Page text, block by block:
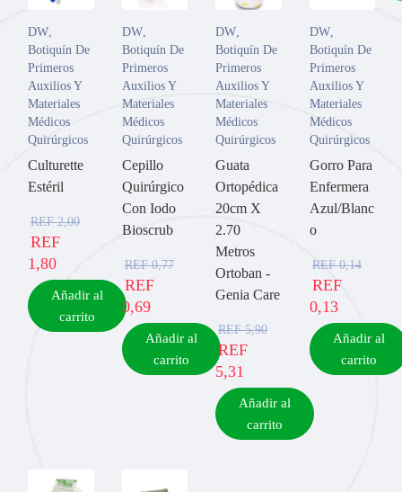
DW
Botiquín De
Primeros
Auxilios Y
Materiales
Médicos
Quirúrgicos
Culturette
Estéril
REF2,00
REF
1,80
Añadir al
carrito
DW,
Botiquín De
Primeros
Auxilios Y
Materiales
Médicos
Quirúrgicos
Cepillo
Quirúrgico
Con Iodo
Bioscrub
REF0,77
REF
0,69
Añadir al
carrito
DW
Botiquín De
Primeros
Auxilios Y
Materiales
Médicos
Quirúrgicos
Guata
Ortopédica
20cm X
2.70
Metros
Ortoban -
Genia Care
REF5,90
REF
5,31
Añadir al
carrito
DW,
Botiquín De
Primeros
Auxilios Y
Materiales
Médicos
Quirúrgicos
Gorro Para
Enfermera
Azul/Blanc
o
REF0,14
REF
0,13
Añadir al
carrito